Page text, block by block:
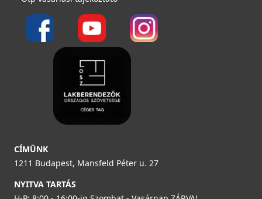
CÍMÜNK
1211 Budapest, Mansfeld Péter u. 27
NYITVA TARTÁS